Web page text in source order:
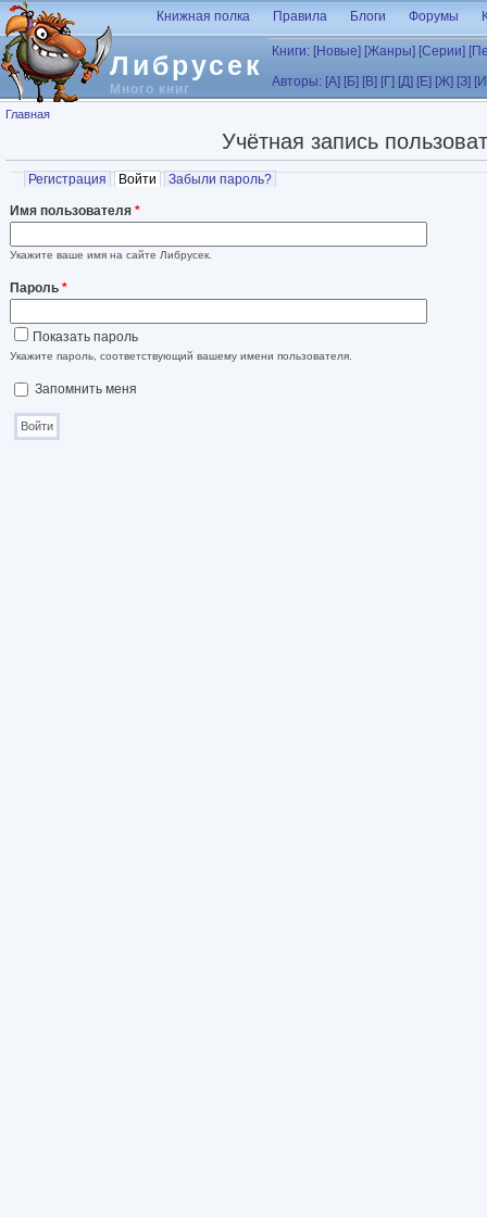
Перейти к основному содержанию
Либрусек
Много книг
Книжная полка Правила Блоги Форумы
Книги: [Новые] [Жанры] [Серии]
Авторы: [А] [Б] [В] [Г] [Д] [Е] [Ж] [З]
Вы здесь
Главная
Учётная запись
Главные вкладки
Регистрация Войти (активная вкладка)
Забыли пароль?
Имя пользователя *
Укажите ваше имя на сайте Либрусек.
Пароль *
Показать пароль
Укажите пароль, соответствующий вашему имени пользователя.
Запомнить меня